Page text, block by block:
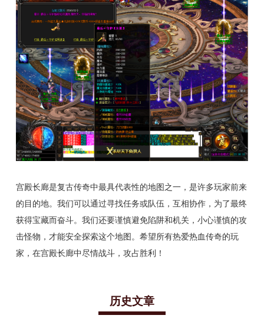
宫殿长廊是复古传奇中最具代表性的地图之一，是许多玩家前来
的目的地。我们可以通过寻找任务或队伍，互相协作，为了最终
获得宝藏而奋斗。我们还要谨慎避免陷阱和机关，小心谨慎的攻
击怪物，才能安全探索这个地图。希望所有热爱热血传奇的玩
家，在宫殿长廊中尽情战斗，攻占胜利！
历史文章